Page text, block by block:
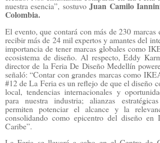
nuestra esencia”, sostuvoJuan Camilo
Colombia.
El evento, que contará con más de 230 marcas
recibir más de 24 mil expertos y amantes del
importancia de tener marcas globales como
ecosistema de diseño. Al respecto, Eddy
director de la Feria De Diseño Medellín
señaló: “Contar con grandes marcas como
#12 de La Feria es un reflejo de que el diseño
local, tendencias internacionales y
para nuestra industria; alianzas
permiten potenciar el alcance y la
consolidando como epicentro del diseño en
Caribe”.